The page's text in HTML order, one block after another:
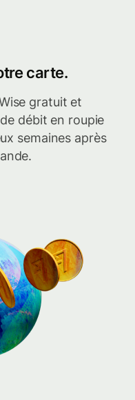
carte.
gratuit et
débit en roupie
semaines après